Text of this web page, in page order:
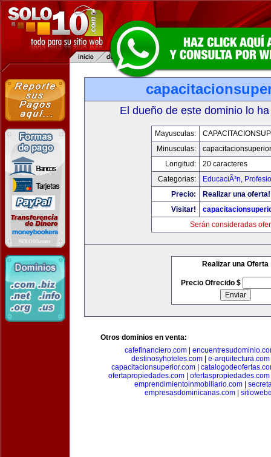
El dueño de este dominio lo
Mayusculas:
Minusculas:
Longitud:
20 caracteres
Categorias:
EducaciÃ³n,
Precio:
Realizar una oferta!
Visitar!
Serán consideradas
Realizar una Oferta
Precio Ofrecido $
Otros dominios en venta:
cafefinanciero.com
destinosyhoteles.com
e-arquitectura.com
capacitacionsuperior.com
ofertapropiedades.com
ofertaspropiedades.com
emprendimientoinmobiliario.com|
empresasdominicanas.com|